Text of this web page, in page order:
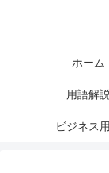
ホーム
用語解
ビジネス